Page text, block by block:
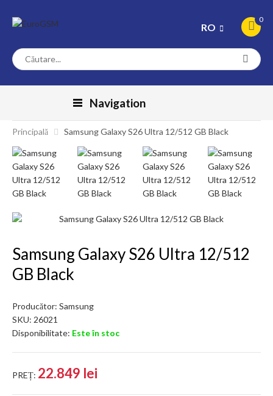
0
RO
Navigation
Principală Samsung Galaxy S26 Ultra 12/512 GB Black
Samsung Galaxy S26 Ultra 12/512
GB Black
Producător: Samsung
SKU: 26021
Disponibilitate: Este în stoc
PREȚ: 22.849 lei